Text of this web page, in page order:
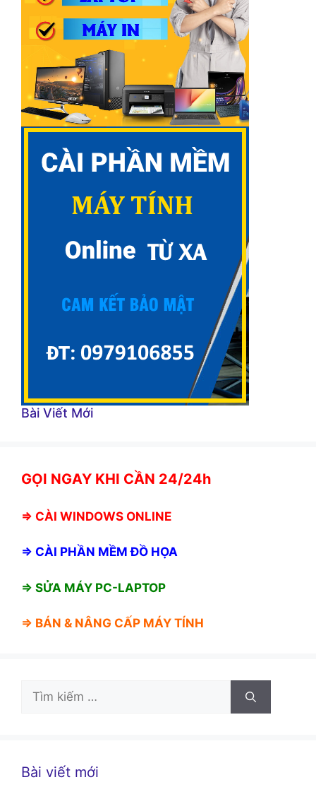
Bài Viết Mới
GỌI NGAY KHI CẦN 24/24h
⇒ CÀI WINDOWS ONLINE
⇒ CÀI PHẦN MỀM ĐỒ HỌA
⇒ SỬA MÁY PC-LAPTOP
⇒ BÁN & NÂNG CẤP MÁY TÍNH
Tìm
Bài viết mới